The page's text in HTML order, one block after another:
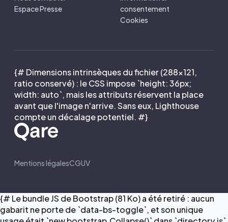
Espace Presse
consentement
Cookies
{# Dimensions intrinsèques du fichier (288×121,
ratio conservé) : le CSS impose `height: 36px;
width: auto`, mais les attributs réservent la place
avant que l'image n'arrive. Sans eux, Lighthouse
compte un décalage potentiel. #}
Mentions légalesCGUV
{# Le bundle JS de Bootstrap (81 Ko) a été retiré : aucun
gabarit ne porte de `data-bs-toggle`, et son unique